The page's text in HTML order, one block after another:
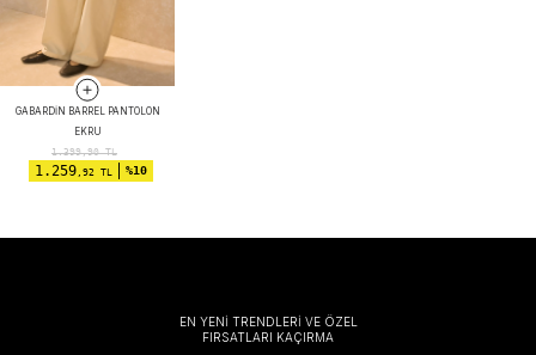
GABARDIN BARREL PANTOLON
EKRU
1.399,90TL
1.259,92 TL %10
EN YENİ TRENDLERİ VE ÖZEL
FIRSATLARI KAÇIRMA